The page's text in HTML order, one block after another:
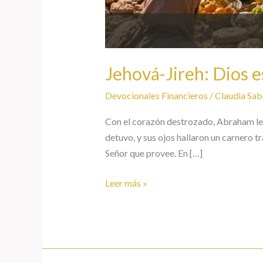
Jehová-Jireh: Dios
Devocionales Financieros /Claudia
Con el corazón destrozado, Abraham
detuvo, y sus ojos hallaron un carnero
Señor que provee. En […]
Leer más »